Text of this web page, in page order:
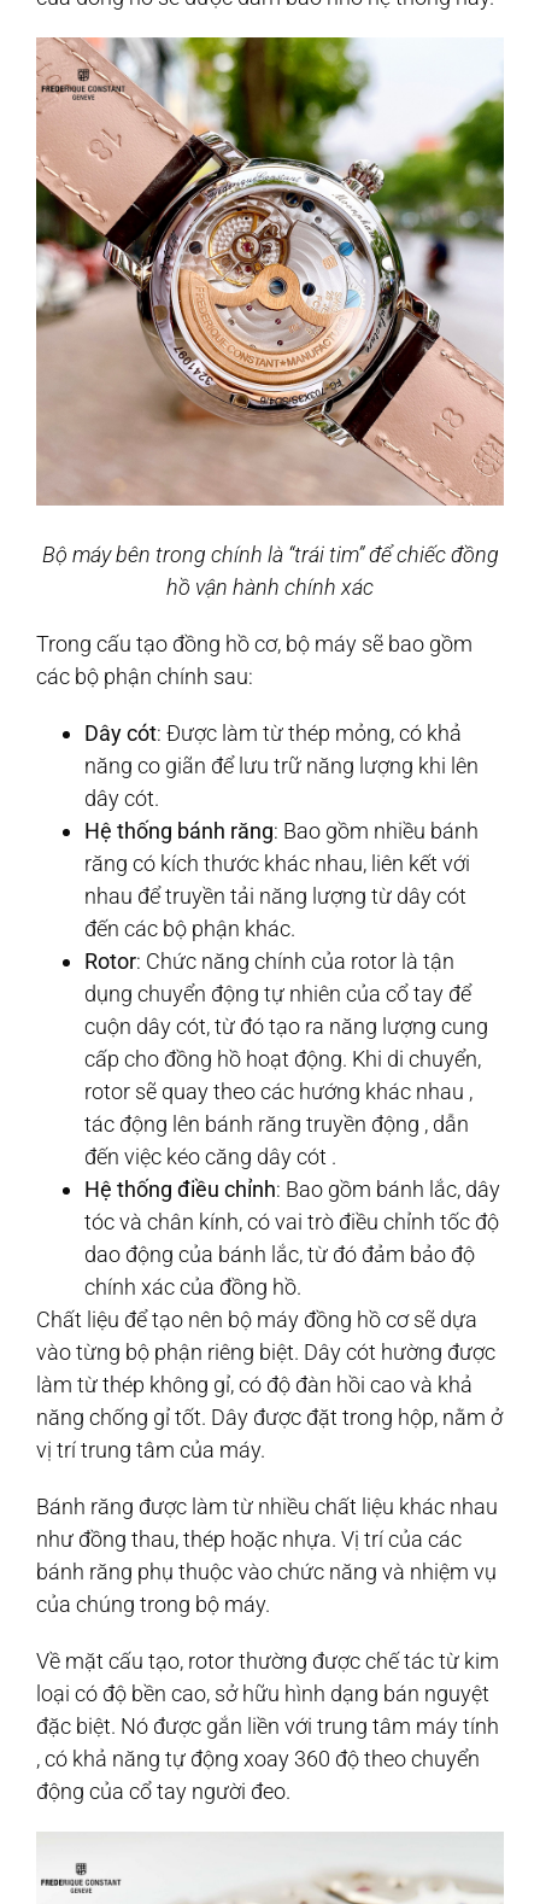
Bộ máy bên trong chính là “trái tim” để chiếc đồng
hồ vận hành chính xác
Trong cấu tạo đồng hồ cơ, bộ máy sẽ bao gồm
các bộ phận chính sau:
Dây cót: Được làm từ thép mỏng, có khả
năng co giãn để lưu trữ năng lượng khi lên
dây cót.
Hệ thống bánh răng: Bao gồm nhiều bánh
răng có kích thước khác nhau, liên kết với
nhau để truyền tải năng lượng từ dây cót
đến các bộ phận khác.
Rotor: Chức năng chính của rotor là tận
dụng chuyển động tự nhiên của cổ tay để
cuộn dây cót, từ đó tạo ra năng lượng cung
cấp cho đồng hồ hoạt động. Khi di chuyển,
rotor sẽ quay theo các hướng khác nhau ,
tác động lên bánh răng truyền động , dẫn
đến việc kéo căng dây cót .
Hệ thống điều chỉnh: Bao gồm bánh lắc, dây
tóc và chân kính, có vai trò điều chỉnh tốc độ
dao động của bánh lắc, từ đó đảm bảo độ
chính xác của đồng hồ.
Chất liệu để tạo nên bộ máy đồng hồ cơ sẽ dựa
vào từng bộ phận riêng biệt. Dây cót hường được
làm từ thép không gỉ, có độ đàn hồi cao và khả
năng chống gỉ tốt. Dây được đặt trong hộp, nằm ở
vị trí trung tâm của máy.
Bánh răng được làm từ nhiều chất liệu khác nhau
như đồng thau, thép hoặc nhựa. Vị trí của các
bánh răng phụ thuộc vào chức năng và nhiệm vụ
của chúng trong bộ máy.
Về mặt cấu tạo, rotor thường được chế tác từ kim
loại có độ bền cao, sở hữu hình dạng bán nguyệt
đặc biệt. Nó được gắn liền với trung tâm máy tính
, có khả năng tự động xoay 360 độ theo chuyển
động của cổ tay người đeo.